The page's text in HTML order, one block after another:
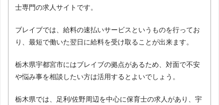
士専門の求人サイトです。
ブレイブでは、給料の速払いサービスというものを行ってお
り、最短で働いた翌日に給料を受け取ることが出来ます。
栃木県宇都宮市にはブレイブの拠点があるため、対面で不安
や悩み事を相談したい方は活用するとよいでしょう。
栃木県では、足利/佐野周辺を中心に保育士の求人があり、宇